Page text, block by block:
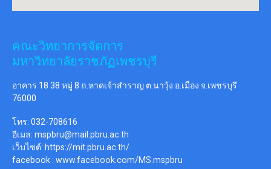
คณะวิทยาการจัดการ
มหาวิทยาลัยราชภัฏเพชรบุรี
อาคาร 18 38 หมู่ 8 ถ.หาดเจ้าสำราญ ต.นาวุ้ง อ.เมือง จ.เพชรบุรี
76000
โทร: 032-708616
อีเมล: mspbru@mail.pbru.ac.th
เว็บไซต์: https://mit.pbru.ac.th/
facebook : www.facebook.com/MS.mspbru